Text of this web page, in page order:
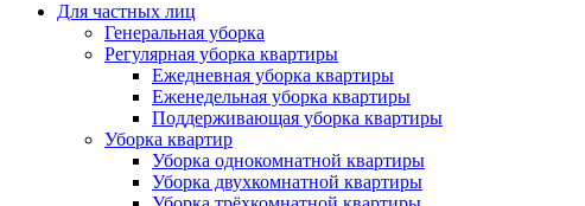
Для частных лиц
Генеральная уборка
Регулярная уборка квартиры
Ежедневная уборка квартиры
Еженедельная уборка квартиры
Поддерживающая уборка квартиры
Уборка квартир
Уборка однокомнатной квартиры
Уборка двухкомнатной квартиры